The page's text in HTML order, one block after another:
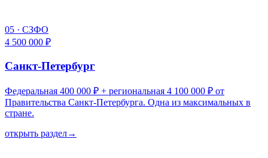
05 · СЗФО
4 500 000 ₽
Санкт-Петербург
Федеральная 400 000 ₽ + региональная 4 100 000 ₽ от
Правительства Санкт-Петербурга. Одна из максимальных в
стране.
открыть раздел→